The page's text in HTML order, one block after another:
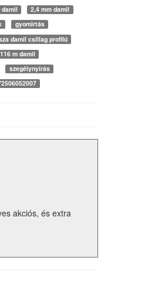
2,4 mm damil
gyomirtás
damil csillag profilú
116 m damil
szegélynyírás
akciós, és extra